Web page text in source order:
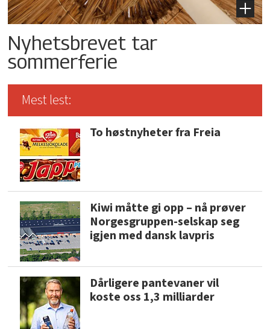
Nyhetsbrevet tar
sommerferie
Mest lest:
To høstnyheter fra Freia
Kiwi måtte gi opp – nå prøver
Norgesgruppen-selskap seg
igjen med dansk lavpris
Dårligere pantevaner vil
koste oss 1,3 milliarder